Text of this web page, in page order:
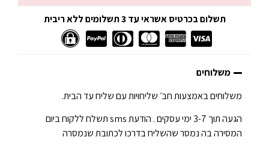
תשלום בכרטיס אשראי עד 3 תשלומים ללא ריבית
משלוחים
משלוחים באמצעות חב׳ שליחויות עם שליח עד הבית.
הגעה תוך 3-7 ימי עסקים . הודעת sms תשלח ללקוח ביום
המסירה בה נמסר שהשליח בדרכו לכתובת שנמסרה